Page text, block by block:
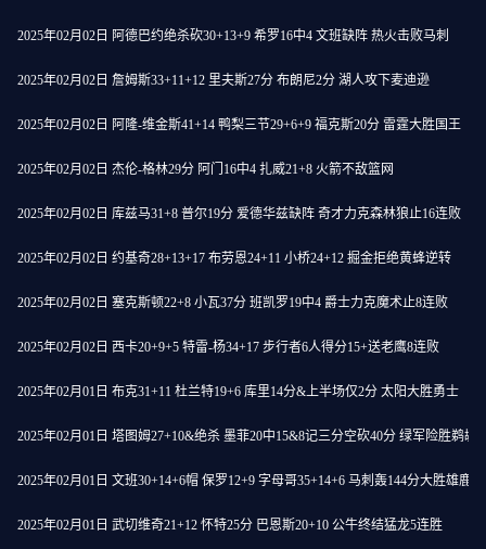
2025年02月02日 阿德巴约绝杀砍30+13+9 希罗16中4 文班缺阵 热火击败马刺
2025年02月02日 詹姆斯33+11+12 里夫斯27分 布朗尼2分 湖人攻下麦迪逊
2025年02月02日 阿隆-维金斯41+14 鸭梨三节29+6+9 福克斯20分 雷霆大胜国王
2025年02月02日 杰伦-格林29分 阿门16中4 扎威21+8 火箭不敌篮网
2025年02月02日 库兹马31+8 普尔19分 爱德华兹缺阵 奇才力克森林狼止16连败
2025年02月02日 约基奇28+13+17 布劳恩24+11 小桥24+12 掘金拒绝黄蜂逆转
2025年02月02日 塞克斯顿22+8 小瓦37分 班凯罗19中4 爵士力克魔术止8连败
2025年02月02日 西卡20+9+5 特雷-杨34+17 步行者6人得分15+送老鹰8连败
2025年02月01日 布克31+11 杜兰特19+6 库里14分&上半场仅2分 太阳大胜勇士
2025年02月01日 塔图姆27+10&绝杀 墨菲20中15&8记三分空砍40分 绿军险胜鹈鹕
2025年02月01日 文班30+14+6帽 保罗12+9 字母哥35+14+6 马刺轰144分大胜雄鹿
2025年02月01日 武切维奇21+12 怀特25分 巴恩斯20+10 公牛终结猛龙5连胜